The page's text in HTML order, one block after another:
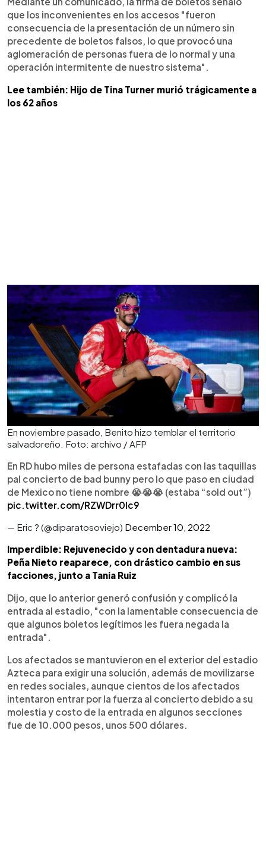
que los inconvenientes en los accesos "fueron
consecuencia de la presentación de un número sin
precedente de boletos falsos, lo que provocó una
aglomeración de personas fuera de lo normal y una
operación intermitente de nuestro sistema".
Lee también: Hijo de Tina Turner murió trágicamente a
los 62 años
En noviembre pasado, Benito hizo temblar el territorio
salvadoreño. Foto: archivo / AFP
En RD hubo miles de persona estafadas con las taquillas
pal concierto de bad bunny pero lo que paso en ciudad
de Mexico no tiene nombre 😭😭😭 (estaba “sold out”)
pic.twitter.com/RZWDrr0Ic9
— Eric ? (@diparatosoviejo) December 10, 2022
Imperdible: Rejuvenecido y con dentadura nueva:
Peña Nieto reaparece, con drástico cambio en sus
facciones, junto a Tania Ruiz
Dijo, que lo anterior generó confusión y complicó la
entrada al estadio, "con la lamentable consecuencia de
que algunos boletos legítimos les fuera negada la
entrada".
Los afectados se mantuvieron en el exterior del estadio
Azteca para exigir una solución, además de movilizarse
en redes sociales, aunque cientos de los afectados
intentaron entrar por la fuerza al concierto debido a su
molestia y costo de la entrada en algunos secciones
fue de 10.000 pesos, unos 500 dólares.